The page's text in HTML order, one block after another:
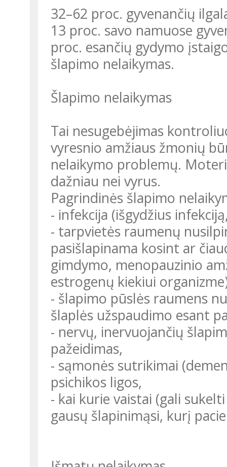
32–62 proc. gyvenančių
13 proc. savo namuose
proc. esančių gydymo
šlapimo nelaikymas.
Šlapimo nelaikymas
Tai nesugebėjimas
vyresnio amžiaus žmonių
nelaikymo problemų.
dažniau nei vyrus.
Pagrindinės šlapimo
- infekcija (išgydžius
- tarpvietės raumenų
pasišlapinama kosint ar
gimdymo, menopauzinio
estrogenų kiekiui
- šlapimo pūslės raumens
šlaplės užspaudimo esant
- nervų, inervuojančių
pažeidimas,
- sąmonės sutrikimai
psichikos ligos,
- kai kurie vaistai (gali
gausų šlapinimąsi, kurį